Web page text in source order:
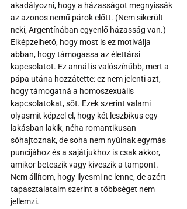
akadályozni, hogy a házasságot megnyissák
az azonos nemű párok előtt. (Nem sikerült
neki, Argentínában egyenlő házasság van.)
Elképzelhető, hogy most is ez motiválja
abban, hogy támogassa az élettársi
kapcsolatot. Ez annál is valószínűbb, mert a
pápa utána hozzátette: ez nem jelenti azt,
hogy támogatná a homoszexuális
kapcsolatokat, sőt. Ezek szerint valami
olyasmit képzel el, hogy két leszbikus egy
lakásban lakik, néha romantikusan
sóhajtoznak, de soha nem nyúlnak egymás
puncijához és a sajátjukhoz is csak akkor,
amikor beteszik vagy kiveszik a tampont.
Nem állítom, hogy ilyesmi ne lenne, de azért
tapasztalataim szerint a többséget nem
jellemzi.